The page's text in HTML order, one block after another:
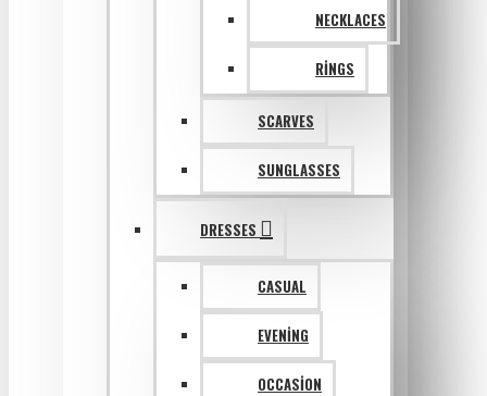
NECKLACES
RINGS
SCARVES
SUNGLASSES
DRESSES
CASUAL
EVENING
OCCASION